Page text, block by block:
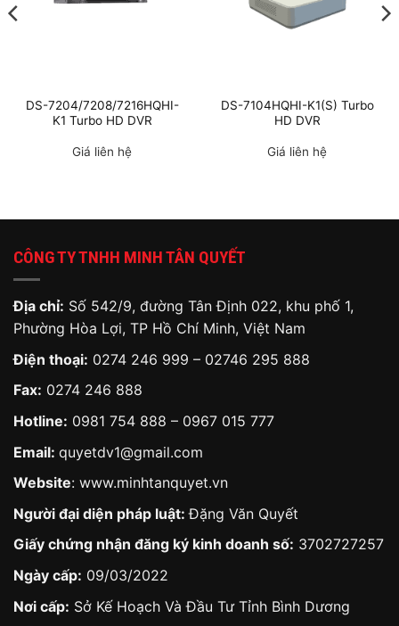
DS-7204/7208/7216HQHI-
K1 Turbo HD DVR
Giá liên hệ
DS-7104HQHI-K1(S) Turbo
HD DVR
Giá liên hệ
CÔNG TY TNHH MINH TÂN QUYẾT
Địa chỉ: Số 542/9, đường Tân Định 022, khu phố 1,
Phường Hòa Lợi, TP Hồ Chí Minh, Việt Nam
Điện thoại: 0274 246 999 – 02746 295 888
Fax: 0274 246 888
Hotline: 0981 754 888 – 0967 015 777
Email: quyetdv1@gmail.com
Website: www.minhtanquyet.vn
Người đại diện pháp luật:Đặng Văn Quyết
Giấy chứng nhận đăng ký kinh doanh số: 3702727257
Ngày cấp: 09/03/2022
Nơi cấp: Sở Kế Hoạch Và Đầu Tư Tỉnh Bình Dương